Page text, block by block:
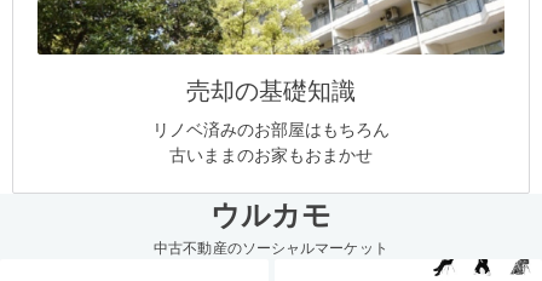
売却の基礎知識
リノベ済みのお部屋はもちろん
古いままのお家もおまかせ
ウルカモ
中古不動産のソーシャルマーケット